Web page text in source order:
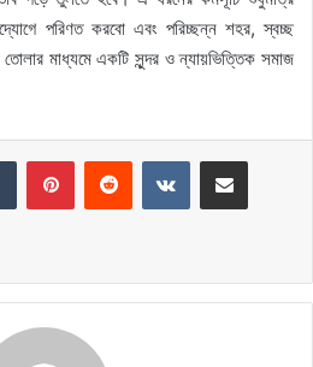
পরিণত করবো এবং পরিচ্ছন্ন শহর, স্বচ্ছ
তোলার মাধ্যমে একটি সুন্দর ও ন্যায়ভিত্তিক সমাজ
Tumblr PinterestReddit VKontakteShare via Email